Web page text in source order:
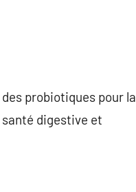
probiotiques pour la
digestive et